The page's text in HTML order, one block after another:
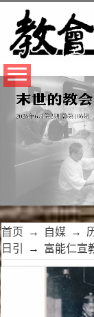
首页 → 自媒 →
日引
→ 富能仁宣